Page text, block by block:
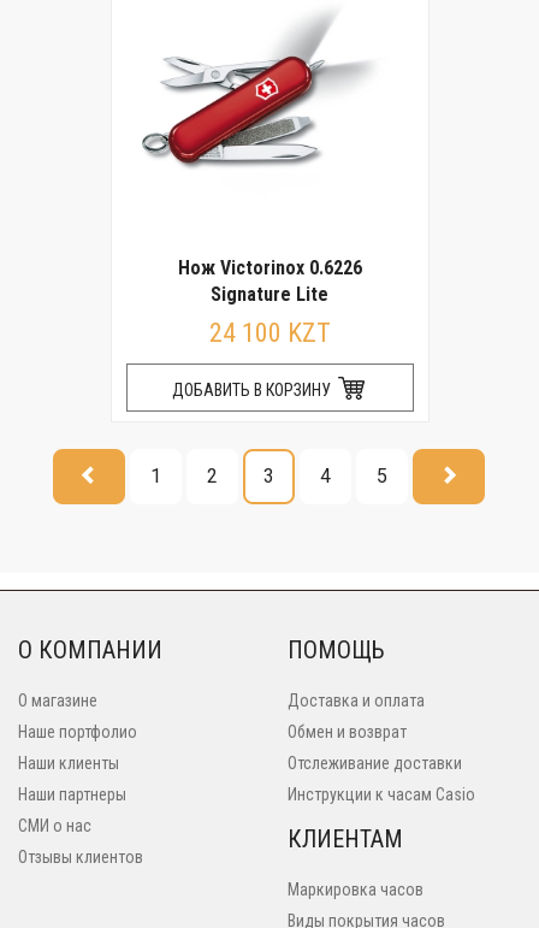
Нож Victorinox 0.6226
Signature Lite
24 100 KZT
ДОБАВИТЬ В КОРЗИНУ
1 2 3 4 5
О КОМПАНИИ
О магазине
Наше портфолио
Наши клиенты
Наши партнеры
СМИ о нас
Отзывы клиентов
ПОМОЩЬ
Доставка и оплата
Обмен и возврат
Отслеживание доставки
Инструкции к часам Casio
КЛИЕНТАМ
Маркировка часов
Виды покрытия часов